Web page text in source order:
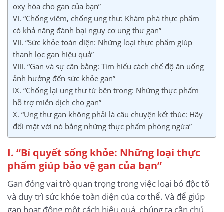
oxy hóa cho gan của bạn”
VI. “Chống viêm, chống ung thư: Khám phá thực phẩm
có khả năng đánh bại nguy cơ ung thư gan”
VII. “Sức khỏe toàn diện: Những loại thực phẩm giúp
thanh lọc gan hiệu quả”
VIII. “Gan và sự cân bằng: Tìm hiểu cách chế độ ăn uống
ảnh hưởng đến sức khỏe gan”
IX. “Chống lại ung thư từ bên trong: Những thực phẩm
hỗ trợ miễn dịch cho gan”
X. “Ung thư gan không phải là câu chuyện kết thúc: Hãy
đối mặt với nó bằng những thực phẩm phòng ngừa”
I. “Bí quyết sống khỏe: Những loại thực
phẩm giúp bảo vệ gan của bạn”
Gan đóng vai trò quan trọng trong việc loại bỏ độc tố
và duy trì sức khỏe toàn diện của cơ thể. Và để giúp
gan hoạt động một cách hiệu quả, chúng ta cần chú